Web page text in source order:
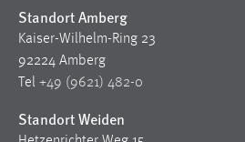
Standort Amberg
Kaiser-Wilhelm-Ring 23
92224 Amberg
Tel +49 (9621) 482-0
Standort Weiden
Sprachpräferenz
site-language-preference